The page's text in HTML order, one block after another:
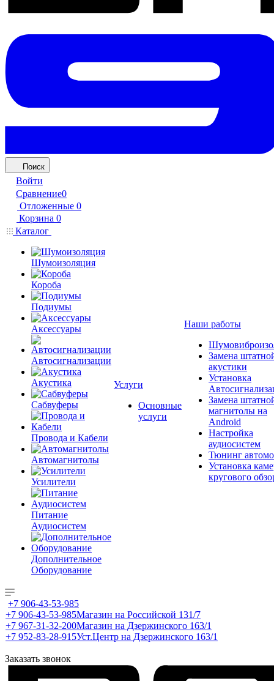
Поиск
Войти
Сравнение0
Отложенные 0
Корзина 0
Каталог
Шумоизоляция
Короба
Подиумы
Аксессуары
Автосигнализации
Акустика
Сабвуферы
Провода и Кабели
Автомагнитолы
Усилители
Питание
Аудиосистем
Дополнительное
Оборудование
Услуги
Основные
услуги
Наши работы
Замена
акустики
Установка
Замена
магнитолы на
Android
Настройка
аудиосистем
Тюнинг
Установка
кругового
+7 906-43-53-985
+7 906-43-53-985Магазин на Российской 131/7
+7 967-31-32-200Магазин на Дзержинского 163/1
+7 952-83-28-915Уст.Центр на Дзержинского 163/1
Заказать звонок